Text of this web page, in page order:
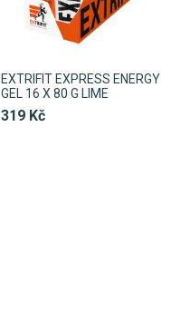
EXTRIFIT EXPRESS ENERGY
GEL 16 X 80 G LIME
319 Kč